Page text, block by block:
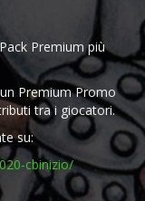
Premium più
Premium Promo
tra i giocatori.
su:
cbinizio/